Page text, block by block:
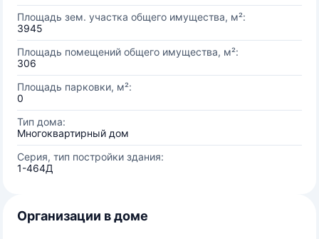
Площадь зем. участка общего имущества, м²:
3945
Площадь помещений общего имущества, м²:
306
Площадь парковки, м²:
0
Тип дома:
Многоквартирный дом
Серия, тип постройки здания:
1-464Д
Организации в доме